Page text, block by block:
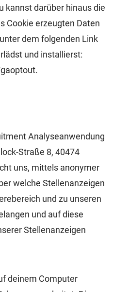
kannst darüber hinaus die
Cookie erzeugten Daten
dem folgenden Link
und installierst:
Analyseanwendung
Straße 8, 40474
uns, mittels anonymer
welche Stellenanzeigen
und zu unseren
und auf diese
Stellenanzeigen
deinem Computer